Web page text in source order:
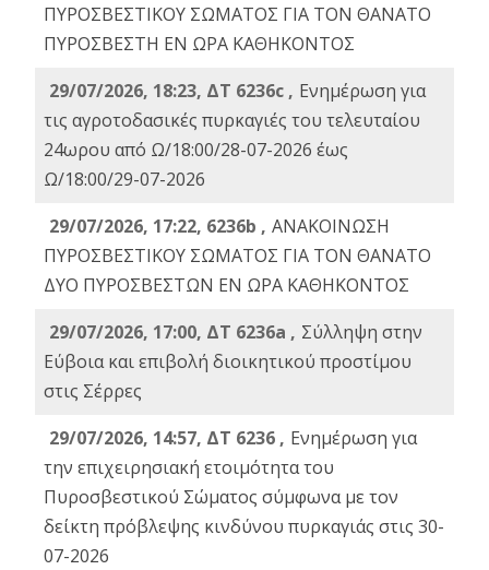
ΠΥΡΟΣΒΕΣΤΙΚΟΥ ΣΩΜΑΤΟΣ ΓΙΑ ΤΟΝ ΘΑΝΑΤΟ
ΠΥΡΟΣΒΕΣΤΗ ΕΝ ΩΡΑ ΚΑΘΗΚΟΝΤΟΣ
29/07/2026, 18:23, ΔΤ 6236c , Ενημέρωση για
τις αγροτοδασικές πυρκαγιές του τελευταίου
24ωρου από Ω/18:00/28-07-2026 έως
Ω/18:00/29-07-2026
29/07/2026, 17:22, 6236b , ΑΝΑΚΟΙΝΩΣΗ
ΠΥΡΟΣΒΕΣΤΙΚΟΥ ΣΩΜΑΤΟΣ ΓΙΑ ΤΟΝ ΘΑΝΑΤΟ
ΔΥΟ ΠΥΡΟΣΒΕΣΤΩΝ ΕΝ ΩΡΑ ΚΑΘΗΚΟΝΤΟΣ
29/07/2026, 17:00, ΔΤ 6236a , Σύλληψη στην
Εύβοια και επιβολή διοικητικού προστίμου
στις Σέρρες
29/07/2026, 14:57, ΔΤ 6236 , Ενημέρωση για
την επιχειρησιακή ετοιμότητα του
Πυροσβεστικού Σώματος σύμφωνα με τον
δείκτη πρόβλεψης κινδύνου πυρκαγιάς στις 30-
07-2026